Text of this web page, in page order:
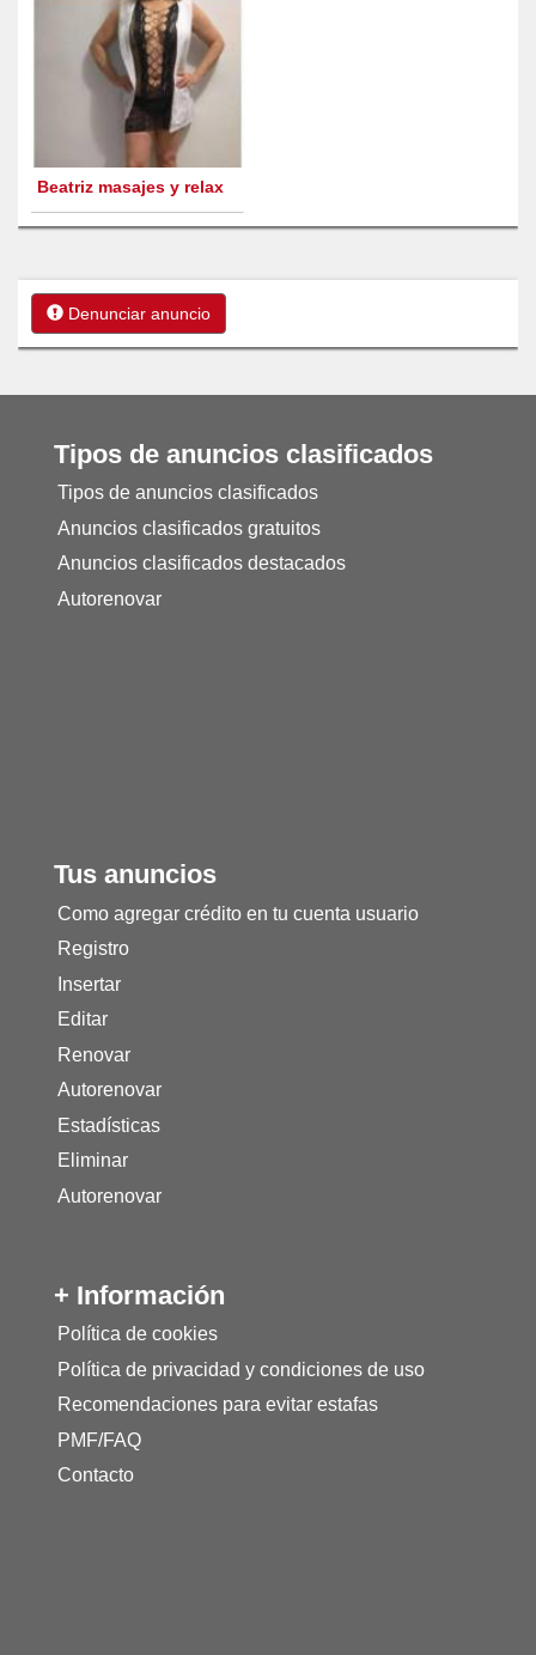
Beatriz masajes y relax
Denunciar anuncio
Tipos de anuncios clasificados
Tipos de anuncios clasificados
Anuncios clasificados gratuitos
Anuncios clasificados destacados
Autorenovar
Tus anuncios
Como agregar crédito en tu cuenta usuario
Registro
Insertar
Editar
Renovar
Autorenovar
Estadísticas
Eliminar
Autorenovar
+ Información
Política de cookies
Política de privacidad y condiciones de uso
Recomendaciones para evitar estafas
PMF/FAQ
Contacto